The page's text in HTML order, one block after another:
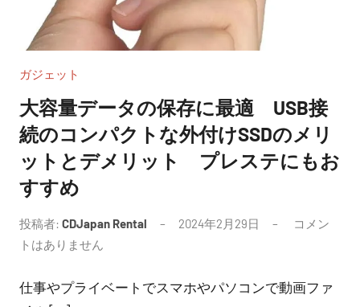
ガジェット
大容量データの保存に最適 USB接
続のコンパクトな外付けSSDのメリ
ットとデメリット プレステにもお
すすめ
投稿者: CDJapan Rental 2024年2月29日
コメン
トはありません
仕事やプライベートでスマホやパソコンで動画ファ